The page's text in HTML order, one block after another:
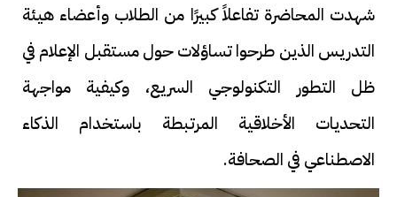
شهدت المحاضرة تفاعلاً كبيرًا من الطلاب وأعضاء هيئة
التدريس الذين طرحوا تساؤلات حول مستقبل الإعلام في
ظل التطور التكنولوجي السريع، وكيفية مواجهة
التحديات الأخلاقية المرتبطة باستخدام الذكاء
الاصطناعي في الصحافة.